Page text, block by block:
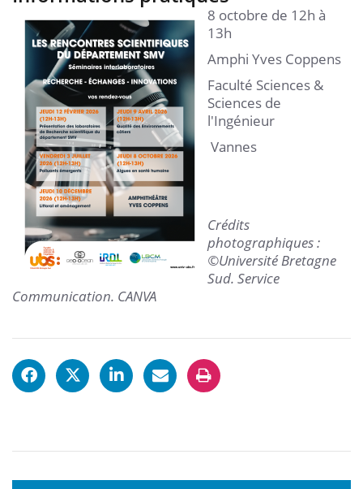
8 octobre de 12h à
13h
Amphi Yves Coppens
Faculté Sciences &
Sciences de
l'Ingénieur
Vannes
Crédits
photographiques :
©Université Bretagne
Sud. Service
Communication. CANVA